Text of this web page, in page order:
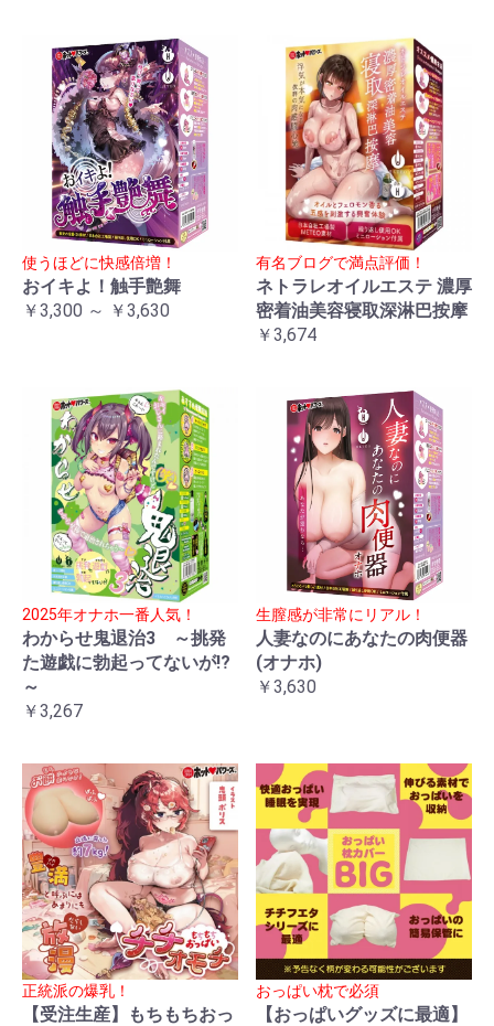
使うほどに快感倍増！
おイキよ！触手艶舞
￥3,300 ～ ￥3,630
有名ブログで満点評価！
ネトラレオイルエステ 濃厚
密着油美容寝取深淋巴按摩
￥3,674
2025年オナホ一番人気！
わからせ鬼退治3 ～挑発
た遊戯に勃起ってないが!?
～
￥3,267
生膣感が非常にリアル！
人妻なのにあなたの肉便器
(オナホ)
￥3,630
正統派の爆乳！
【受注生産】もちもちおっ
おっぱい枕で必須
【おっぱいグッズに最適】